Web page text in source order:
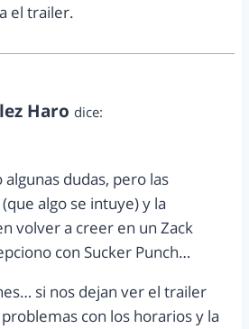
el trailer.
Haro dice:
dudas, pero las
algo se intuye) y la
volver a creer en un Zack
con Sucker Punch…
si nos dejan ver el trailer
con los horarios y la